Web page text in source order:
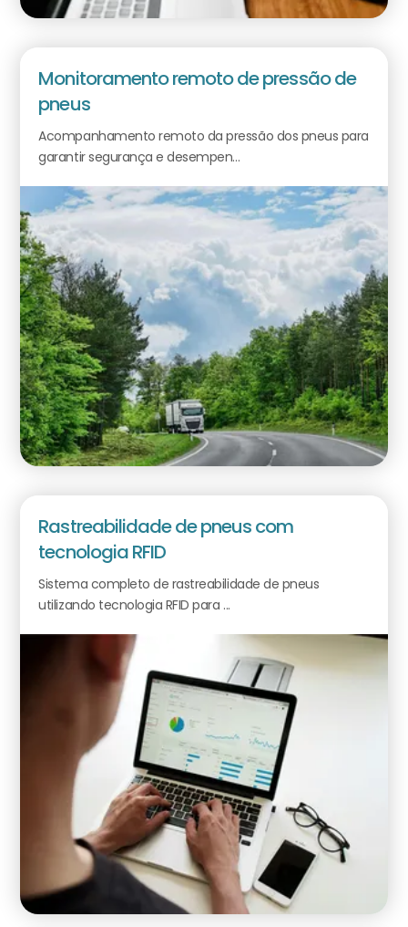
Monitoramento remoto de pressão de
pneus
Acompanhamento remoto da pressão dos pneus para
garantir segurança e desempen...
Rastreabilidade de pneus com
tecnologia RFID
Sistema completo de rastreabilidade de pneus
utilizando tecnologia RFID para ...